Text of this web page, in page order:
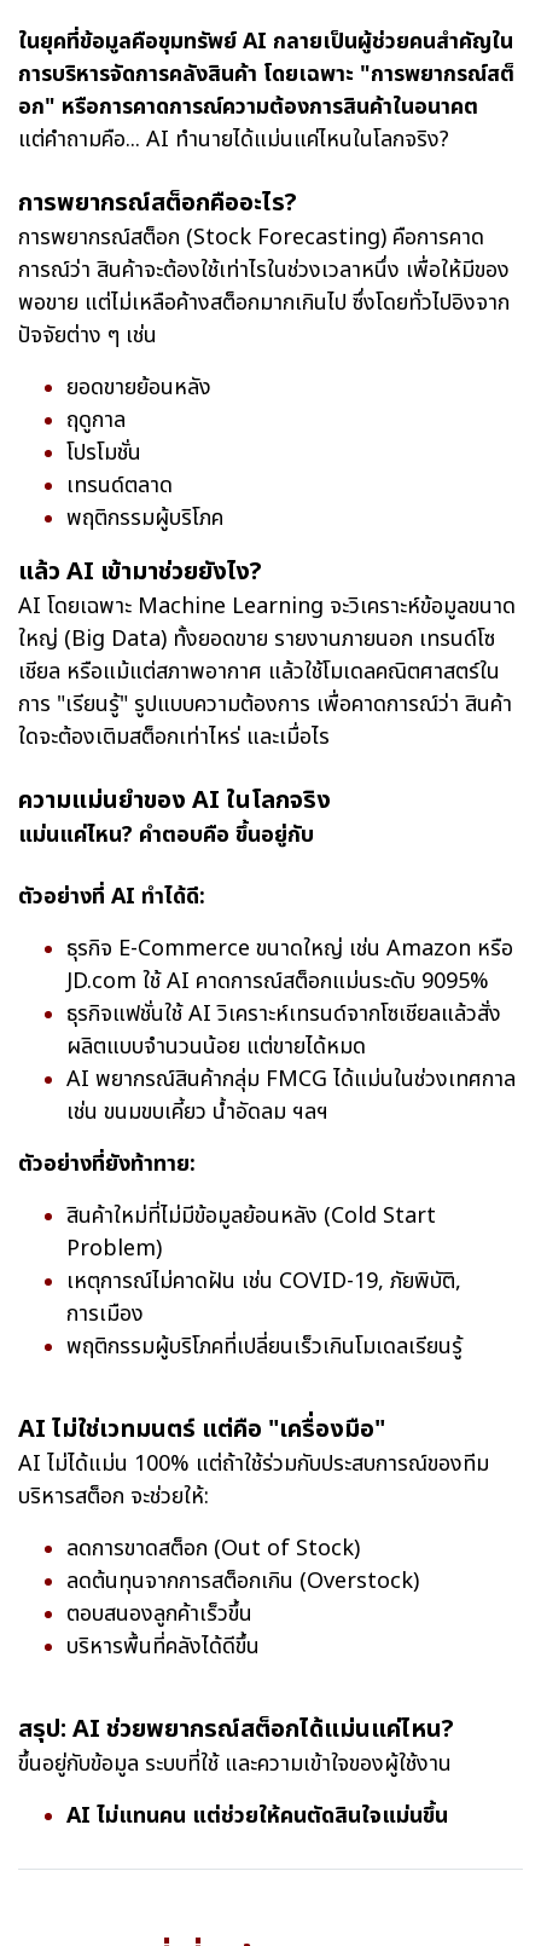
ในยุคที่ข้อมูลคือขุมทรัพย์ AI กลายเป็นผู้ช่วยคนสำคัญใน
การบริหารจัดการคลังสินค้า โดยเฉพาะ "การพยากรณ์สต็
อก" หรือการคาดการณ์ความต้องการสินค้าในอนาคต
แต่คำถามคือ... AI ทำนายได้แม่นแค่ไหนในโลกจริง?
การพยากรณ์สต็อกคืออะไร?
การพยากรณ์สต็อก (Stock Forecasting) คือการคาด
การณ์ว่า สินค้าจะต้องใช้เท่าไรในช่วงเวลาหนึ่ง เพื่อให้มีของ
พอขาย แต่ไม่เหลือค้างสต็อกมากเกินไป ซึ่งโดยทั่วไปอิงจาก
ปัจจัยต่าง ๆ เช่น
ยอดขายย้อนหลัง
ฤดูกาล
โปรโมชั่น
เทรนด์ตลาด
พฤติกรรมผู้บริโภค
แล้ว AI เข้ามาช่วยยังไง?
AI โดยเฉพาะ Machine Learning จะวิเคราะห์ข้อมูลขนาด
ใหญ่ (Big Data) ทั้งยอดขาย รายงานภายนอก เทรนด์โซ
เชียล หรือแม้แต่สภาพอากาศ แล้วใช้โมเดลคณิตศาสตร์ใน
การ "เรียนรู้" รูปแบบความต้องการ เพื่อคาดการณ์ว่า สินค้า
ใดจะต้องเติมสต็อกเท่าไหร่ และเมื่อไร
ความแม่นยำของ AI ในโลกจริง
แม่นแค่ไหน? คำตอบคือ ขึ้นอยู่กับ
ตัวอย่างที่ AI ทำได้ดี:
ธุรกิจ E-Commerce ขนาดใหญ่ เช่น Amazon หรือ
JD.com ใช้ AI คาดการณ์สต็อกแม่นระดับ 9095%
ธุรกิจแฟชั่นใช้ AI วิเคราะห์เทรนด์จากโซเชียลแล้วสั่ง
ผลิตแบบจำนวนน้อย แต่ขายได้หมด
AI พยากรณ์สินค้ากลุ่ม FMCG ได้แม่นในช่วงเทศกาล
เช่น ขนมขบเคี้ยว น้ำอัดลม ฯลฯ
ตัวอย่างที่ยังท้าทาย:
สินค้าใหม่ที่ไม่มีข้อมูลย้อนหลัง (Cold Start
Problem)
เหตุการณ์ไม่คาดฝัน เช่น COVID-19, ภัยพิบัติ,
การเมือง
พฤติกรรมผู้บริโภคที่เปลี่ยนเร็วเกินโมเดลเรียนรู้
AI ไม่ใช่เวทมนตร์ แต่คือ "เครื่องมือ"
AI ไม่ได้แม่น 100% แต่ถ้าใช้ร่วมกับประสบการณ์ของทีม
บริหารสต็อก จะช่วยให้:
ลดการขาดสต็อก (Out of Stock)
ลดต้นทุนจากการสต็อกเกิน (Overstock)
ตอบสนองลูกค้าเร็วขึ้น
บริหารพื้นที่คลังได้ดีขึ้น
สรุป: AI ช่วยพยากรณ์สต็อกได้แม่นแค่ไหน?
ขึ้นอยู่กับข้อมูล ระบบที่ใช้ และความเข้าใจของผู้ใช้งาน
AI ไม่แทนคน แต่ช่วยให้คนตัดสินใจแม่นขึ้น